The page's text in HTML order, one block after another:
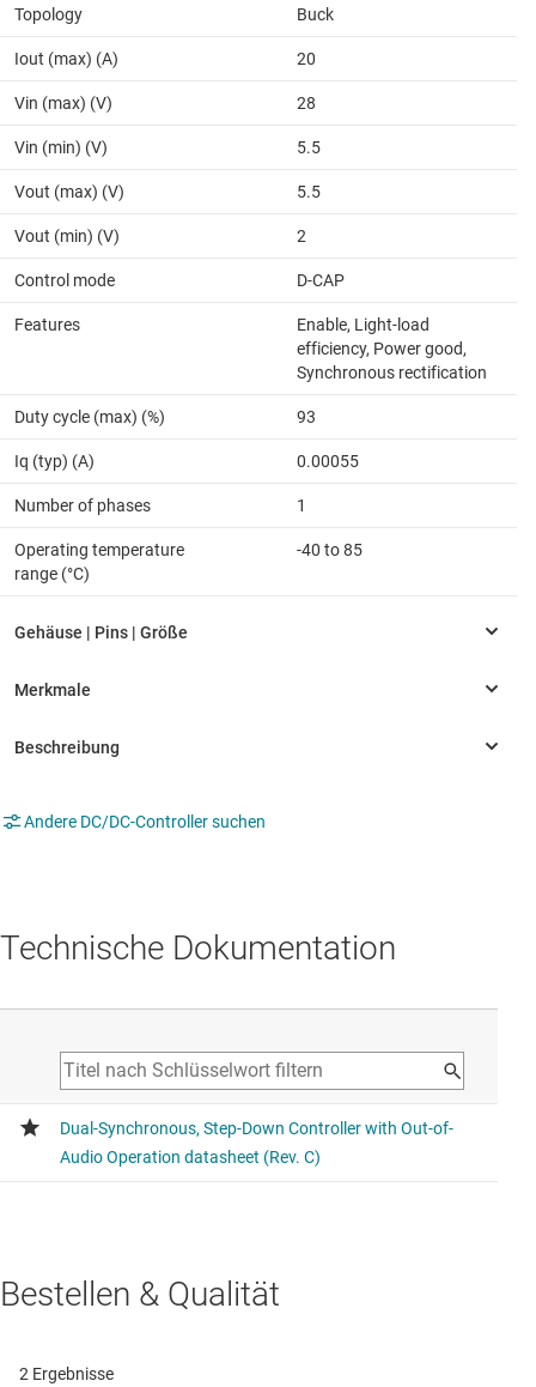
Topology Buck
Iout (max) (A) 20
Vin (max) (V) 28
Vin (min) (V) 5.5
Vout (max) (V) 5.5
Vout (min) (V) 2
Control mode D-CAP
Features
Enable, Light-load
efficiency, Power good,
Synchronous rectification
Duty cycle (max) (%) 93
Iq (typ) (A) 0.00055
Number of phases 1
Operating temperature
range (°C)
-40 to 85
Andere DC/DC-Controller suchen
Technische Dokumentation
Bestellen & Qualität